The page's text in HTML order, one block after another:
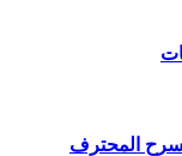
المحترف